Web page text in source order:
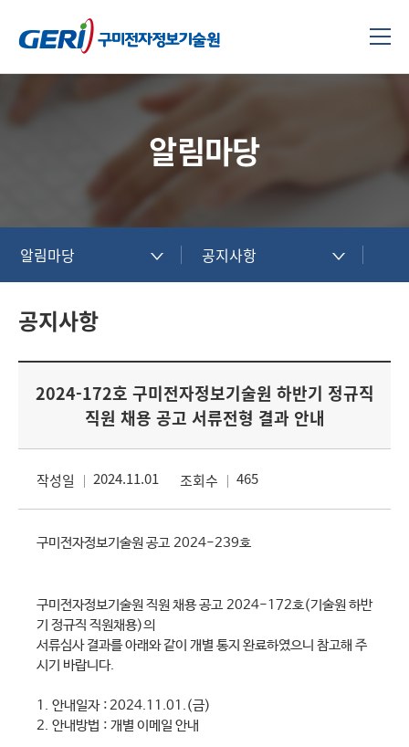
알림마당
알림마당 공지사항
공지사항
2024-172호 구미전자정보기술원 하반기 정규직
직원 채용 공고 서류전형 결과 안내
작성일 2024.11.01 조회수 465
구미전자정보기술원 공고 2024-239호
구미전자정보기술원 직원 채용 공고 2024-172호(기술원 하반
기 정규직 직원채용)의
서류심사 결과를 아래와 같이 개별 통지 완료하였으니 참고해 주
시기 바랍니다.
1. 안내일자 : 2024.11.01.(금)
2. 안내방법 : 개별 이메일 안내